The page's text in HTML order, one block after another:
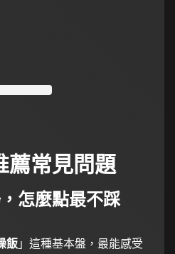
薦常見問題
怎麼點最不踩
飯 」這種基本盤，最能感受